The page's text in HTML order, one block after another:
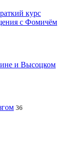
курс
с Фомичём
и Высоцком
36